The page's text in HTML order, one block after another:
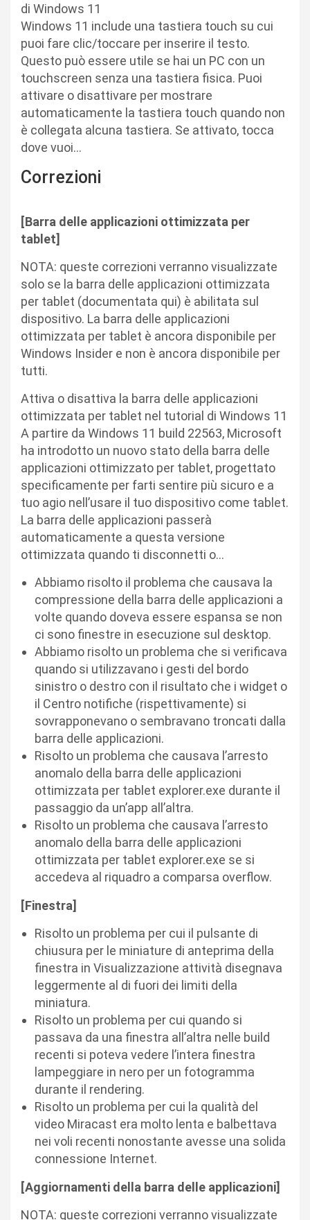
di Windows 11
Windows 11 include una tastiera touch su cui
puoi fare clic/toccare per inserire il testo.
Questo può essere utile se hai un PC con un
touchscreen senza una tastiera fisica. Puoi
attivare o disattivare per mostrare
automaticamente la tastiera touch quando non
è collegata alcuna tastiera. Se attivato, tocca
dove vuoi…
Correzioni
[Barra delle applicazioni ottimizzata per
tablet]​
NOTA: queste correzioni verranno visualizzate
solo se la barra delle applicazioni ottimizzata
per tablet (documentata qui) è abilitata sul
dispositivo. La barra delle applicazioni
ottimizzata per tablet è ancora disponibile per
Windows Insider e non è ancora disponibile per
tutti.
Attiva o disattiva la barra delle applicazioni
ottimizzata per tablet nel tutorial di Windows 11
A partire da Windows 11 build 22563, Microsoft
ha introdotto un nuovo stato della barra delle
applicazioni ottimizzato per tablet, progettato
specificamente per farti sentire più sicuro e a
tuo agio nell’usare il tuo dispositivo come tablet.
La barra delle applicazioni passerà
automaticamente a questa versione
ottimizzata quando ti disconnetti o…
Abbiamo risolto il problema che causava la
compressione della barra delle applicazioni a
volte quando doveva essere espansa se non
ci sono finestre in esecuzione sul desktop.
Abbiamo risolto un problema che si verificava
quando si utilizzavano i gesti del bordo
sinistro o destro con il risultato che i widget o
il Centro notifiche (rispettivamente) si
sovrapponevano o sembravano troncati dalla
barra delle applicazioni.
Risolto un problema che causava l’arresto
anomalo della barra delle applicazioni
ottimizzata per tablet explorer.exe durante il
passaggio da un’app all’altra.
Risolto un problema che causava l’arresto
anomalo della barra delle applicazioni
ottimizzata per tablet explorer.exe se si
accedeva al riquadro a comparsa overflow.
[Finestra]​
Risolto un problema per cui il pulsante di
chiusura per le miniature di anteprima della
finestra in Visualizzazione attività disegnava
leggermente al di fuori dei limiti della
miniatura.
Risolto un problema per cui quando si
passava da una finestra all’altra nelle build
recenti si poteva vedere l’intera finestra
lampeggiare in nero per un fotogramma
durante il rendering.
Risolto un problema per cui la qualità del
video Miracast era molto lenta e balbettava
nei voli recenti nonostante avesse una solida
connessione Internet.
[Aggiornamenti della barra delle applicazioni]​
NOTA: queste correzioni verranno visualizzate